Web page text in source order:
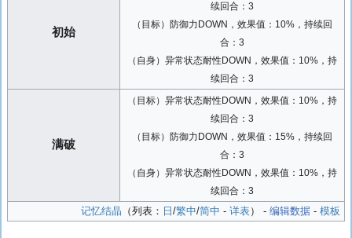
初始
续回合：3
（目标）防御力DOWN，效果值：10%，持续回
合：3
（自身）异常状态耐性DOWN，效果值：10%，持
续回合：3
满破
（目标）异常状态耐性DOWN，效果值：10%，持
续回合：3
（目标）防御力DOWN，效果值：15%，持续回
合：3
（自身）异常状态耐性DOWN，效果值：10%，持
续回合：3
记忆结晶 （列表： 日 /繁中/简中 - 详表） - 编辑数据- 模板